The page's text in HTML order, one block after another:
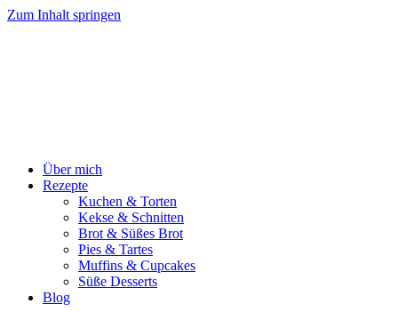
Zum Inhalt springen
Über mich
Rezepte
Kuchen & Torten
Kekse & Schnitten
Brot & Süßes Brot
Pies & Tartes
Muffins & Cupcakes
Süße Desserts
Blog